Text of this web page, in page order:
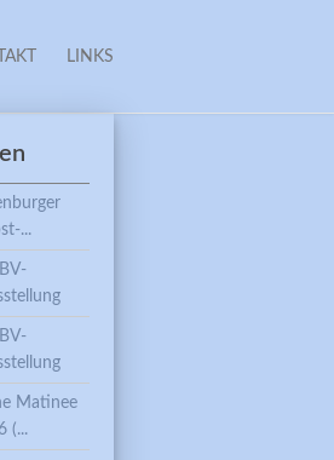
LINKS
...
Matinee
(...